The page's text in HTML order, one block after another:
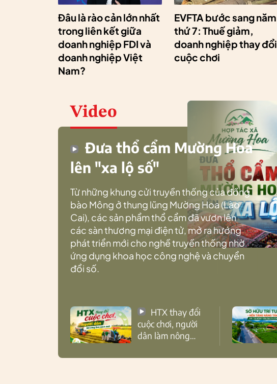
Đâu là rào cản lớn nhất
trong liên kết giữa
doanh nghiệp FDI và
doanh nghiệp Việt
Nam?
EVFTA bước sang năm
thứ 7: Thuế giảm,
doanh nghiệp thay đổi
cuộc chơi
Video
Đưa thổ cẩm Mường Hoa
lên "xa lộ số"
Từ những khung cửi truyền thống của đồng
bào Mông ở thung lũng Mường Hoa (Lào
Cai), các sản phẩm thổ cẩm đã vươn lên
các sàn thương mại điện tử, mở ra hướng
phát triển mới cho nghề truyền thống nhờ
ứng dụng khoa học công nghệ và chuyển
đổi số.
cuộc chơi, người
dân làm nông